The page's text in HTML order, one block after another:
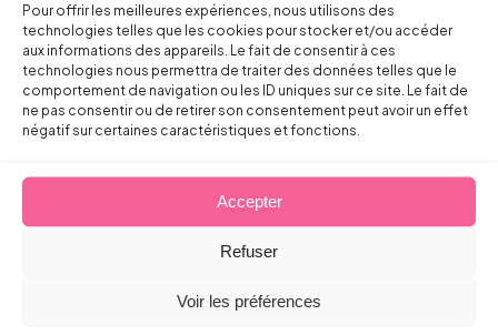
Pour offrir les meilleures expériences, nous utilisons des
technologies telles que les cookies pour stocker et/ou accéder
aux informations des appareils. Le fait de consentir à ces
technologies nous permettra de traiter des données telles que le
comportement de navigation ou les ID uniques sur ce site. Le fait de
ne pas consentir ou de retirer son consentement peut avoir un effet
négatif sur certaines caractéristiques et fonctions.
Accepter
Refuser
Voir les préférences
Pour autant, cela n’exclut pas la possibilité
de débats sur la reconnaissance d’accident
du travail selon les critères de droit
commun. Certaines décisions de
jurisprudence ont toutefois pu par le passé
reconnaître un caractère professionnel dans
le cadre de pathologies post-vaccinales.
Observons ici toutefois que le critère du
lien avec le travail est assez ténu ; mis à
part le fait que la vaccination soit réalisée